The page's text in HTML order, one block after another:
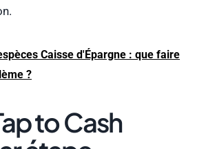
Caisse d'Épargne : que faire
?
to Cash